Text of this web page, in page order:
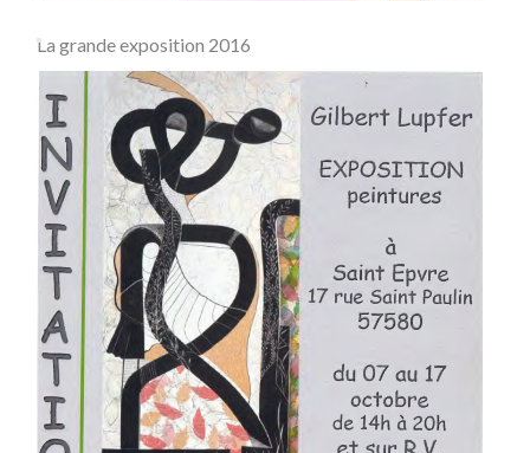
La grande exposition 2016